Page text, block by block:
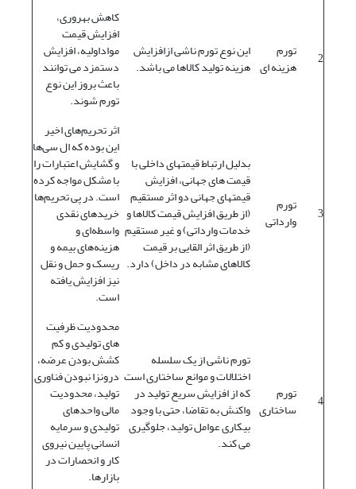
2 تورم
هزینه اى
این نوع تورم ناشى ازافزایش
هزینه تولید کالاها مى باشد.
کاهش بهروری،
افزایش قیمت
مواداولیه، افزایش
دستمزد می توانند
باعث بروز این نوع
تورم شوند.
3 تورم
وارداتى
بدلیل ارتباط قیمتهای داخلی با
قیمت های جهانی، افزایش
قیمتهای جهانی دو اثر مستقیم
(از طریق افزایش قیمت کالاها و
خدمات وارداتی) و غیر مستقیم
(از طریق اثر القایی بر قیمت
کالاهای مشابه در داخل) دارد.
اثر تحریم‌های اخیر
این بوده که ال سی‌‌ها
و گشایش اعتبارات را
با مشکل مواجه کرده
است. در پی تحریم‌ها
خریدهای نقدی
واسطه‌ای و
هزینه‌های بیمه و
ریسک و حمل و نقل
نیز افزایش یافته
است.
4 تورم
ساختاری
تورم ناشی از یک سلسله
اختلالات و موانع ساختاری است
که از افزایش سریع تولید در
واکنش به تقاضا، حتی با وجود
بیکاری عوامل تولید، جلوگیری
می کند.
محدودیت ظرفیت
های تولیدی و کم
کشش بودن عرضه،
درونزا نبودن فناوری
تولید، محدودیت
مالی واحدهای
تولیدی و سرمایه
انسانی پایین نیروی
کار و انحصارات در
بازارها.